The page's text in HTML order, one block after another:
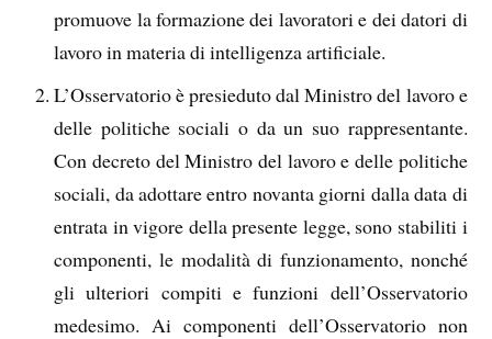
promuove la formazione dei lavoratori e dei datori di
lavoro in materia di intelligenza artificiale.
L’Osservatorio è presieduto dal Ministro del lavoro e
delle politiche sociali o da un suo rappresentante.
Con decreto del Ministro del lavoro e delle politiche
sociali, da adottare entro novanta giorni dalla data di
entrata in vigore della presente legge, sono stabiliti i
componenti, le modalità di funzionamento, nonché
gli ulteriori compiti e funzioni dell’Osservatorio
medesimo. Ai componenti dell’Osservatorio non